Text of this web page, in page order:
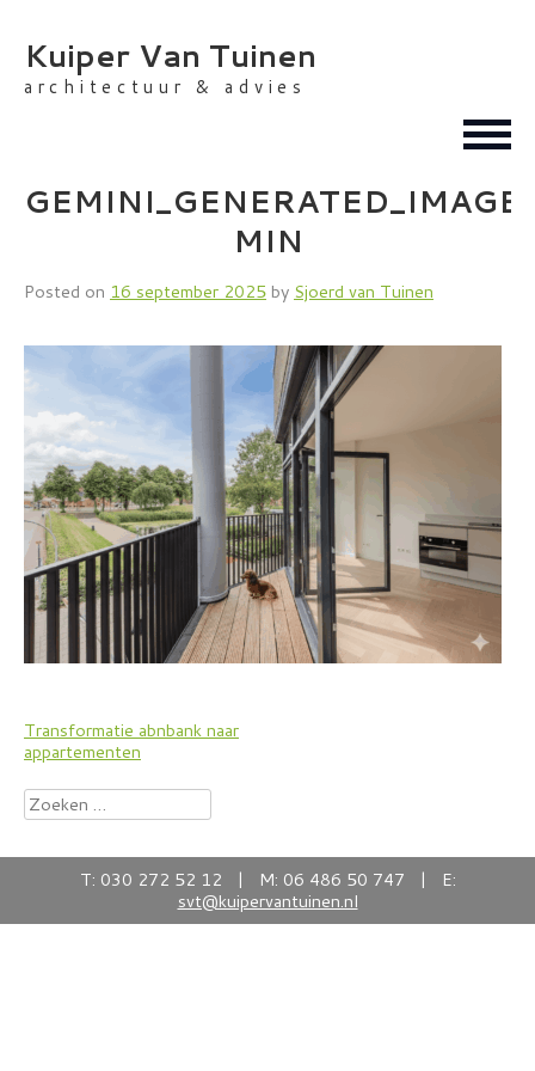
content
Kuiper Van Tuinen
architectuur & advies
MIN
Posted on 16 september 2025 by Sjoerd van Tuinen
Bericht
navigatie
Transformatie abnbank naar
appartementen
Zoeken
naar:
T: 030 272 52 12 | M: 06 486 50 747 | E:
svt@kuipervantuinen.nl